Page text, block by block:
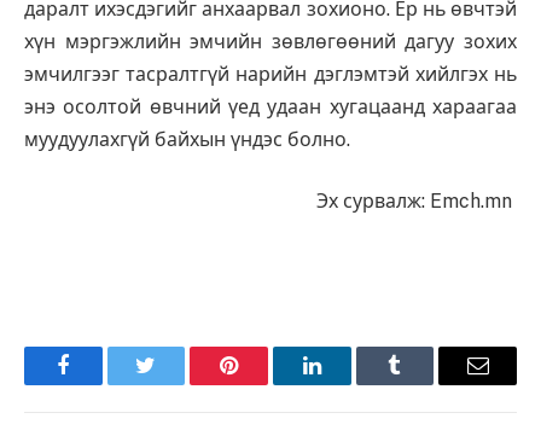
даралт ихэсдэгийг анхаарвал зохионо. Ер нь өвчтэй
хүн мэргэжлийн эмчийн зөвлөгөөний дагуу зохих
эмчилгээг тасралтгүй нарийн дэглэмтэй хийлгэх нь
энэ осолтой өвчний үед удаан хугацаанд хараагаа
муудуулахгүй байхын үндэс болно.
Эх сурвалж: Emch.mn
FacebookTwitter Pinterest LinkedInTumblr Имэйл